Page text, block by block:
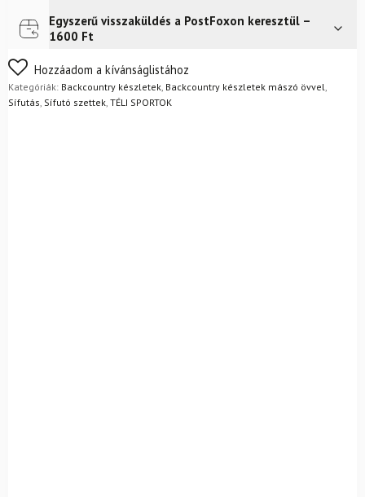
kötésekkel
Alpina
Alaska
csizma
+
Futár a címreIngyenes
Egyszerű visszaküldés a PostFoxon keresztül –
1600 Ft
Nem biztos a választásában? Semmi gond – a terméket
egyszerűen visszaküldheti 14 napon belül, indoklás nélkül.
Mik a visszaküldés feltételei?
Hozzáadom a kívánságlistához
Kategóriák: Backcountry készletek, Backcountry készletek mászó övvel,
Sífutás, Sífutó szettek, TÉLI SPORTOK